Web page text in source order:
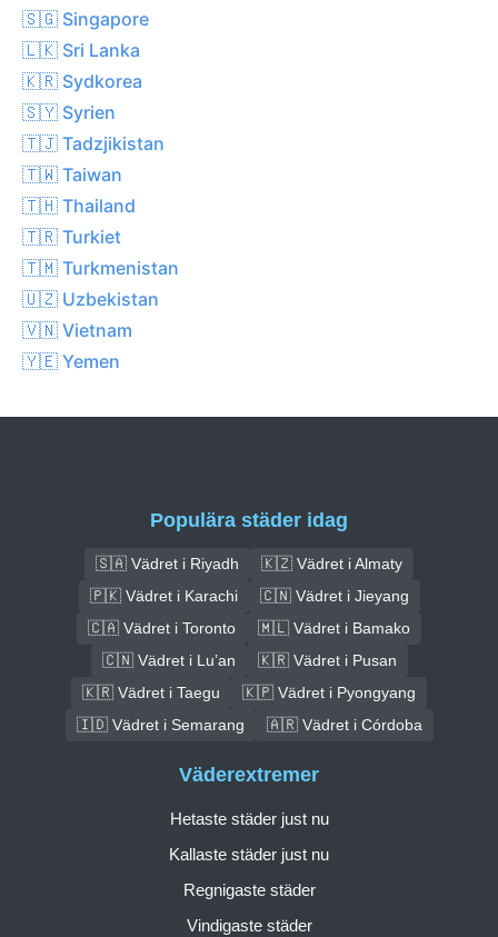
🇸🇬 Singapore
🇱🇰 Sri Lanka
🇰🇷 Sydkorea
🇸🇾 Syrien
🇹🇯 Tadzjikistan
🇹🇼 Taiwan
🇹🇭 Thailand
🇹🇷 Turkiet
🇹🇲 Turkmenistan
🇺🇿 Uzbekistan
🇻🇳 Vietnam
🇾🇪 Yemen
Populära städer idag
🇸🇦 Vädret i Riyadh
🇰🇿 Vädret i Almaty
🇵🇰 Vädret i Karachi
🇨🇳 Vädret i Jieyang
🇨🇦 Vädret i Toronto
🇲🇱 Vädret i Bamako
🇨🇳 Vädret i Lu’an
🇰🇷 Vädret i Pusan
🇰🇷 Vädret i Taegu
🇰🇵 Vädret i Pyongyang
🇮🇩 Vädret i Semarang
🇦🇷 Vädret i Córdoba
Väderextremer
Hetaste städer just nu
Kallaste städer just nu
Regnigaste städer
Vindigaste städer